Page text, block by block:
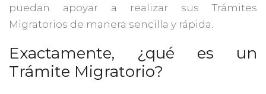
puedan apoyar a realizar sus Trámites
Migratorios de manera sencilla y rápida.
Exactamente, ¿qué es un
Trámite Migratorio?